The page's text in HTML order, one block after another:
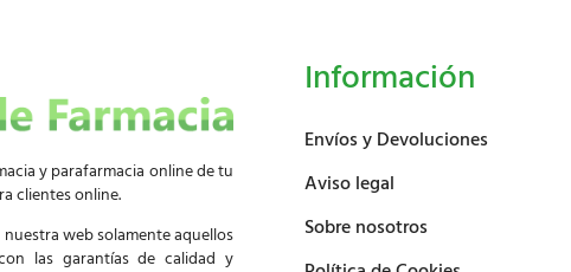
y parafarmacia online de tu
clientes online.
web solamente aquellos
las garantías de calidad y
Información
Envíos y Devoluciones
Aviso legal
Sobre nosotros